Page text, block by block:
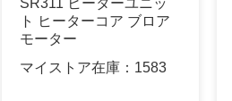
SR311 ヒーターユニッ
ト ヒーターコア ブロア
モーター
マイストア在庫： 1583